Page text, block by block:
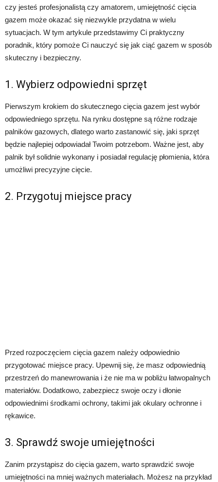
czy jesteś profesjonalistą czy amatorem, umiejętność cięcia
gazem może okazać się niezwykle przydatna w wielu
sytuacjach. W tym artykule przedstawimy Ci praktyczny
poradnik, który pomoże Ci nauczyć się jak ciąć gazem w sposób
skuteczny i bezpieczny.
1. Wybierz odpowiedni sprzęt
Pierwszym krokiem do skutecznego cięcia gazem jest wybór
odpowiedniego sprzętu. Na rynku dostępne są różne rodzaje
palników gazowych, dlatego warto zastanowić się, jaki sprzęt
będzie najlepiej odpowiadał Twoim potrzebom. Ważne jest, aby
palnik był solidnie wykonany i posiadał regulację płomienia, która
umożliwi precyzyjne cięcie.
2. Przygotuj miejsce pracy
Przed rozpoczęciem cięcia gazem należy odpowiednio
przygotować miejsce pracy. Upewnij się, że masz odpowiednią
przestrzeń do manewrowania i że nie ma w pobliżu łatwopalnych
materiałów. Dodatkowo, zabezpiecz swoje oczy i dłonie
odpowiednimi środkami ochrony, takimi jak okulary ochronne i
rękawice.
3. Sprawdź swoje umiejętności
Zanim przystąpisz do cięcia gazem, warto sprawdzić swoje
umiejętności na mniej ważnych materiałach. Możesz na przykład